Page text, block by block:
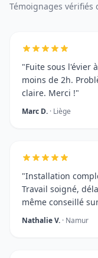
Témoignages
"Fuite sous l'évier
moins de 2h.
claire. Merci !"
Marc D. · Liège
"Installation
Travail soigné,
même conseillé
Nathalie V. · Namur